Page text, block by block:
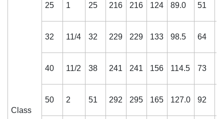
Class
25 1 25 216 216 124 89.0 51
32 11/4 32 229 229 133 98.5 64
40 11/2 38 241 241 156 114.5 73
50 2 51 292 295 165 127.0 92